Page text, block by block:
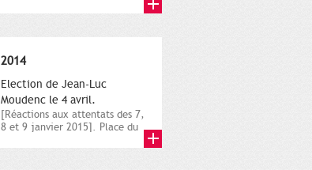
2014
Election de Jean-Luc
Moudenc le 4 avril.
[Réactions aux attentats des 7,
8 et 9 janvier 2015]. Place du